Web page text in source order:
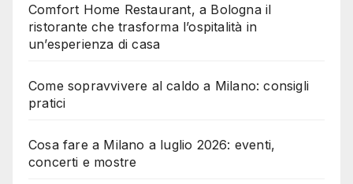
Comfort Home Restaurant, a Bologna il
ristorante che trasforma l’ospitalità in
un’esperienza di casa
Come sopravvivere al caldo a Milano: consigli
pratici
Cosa fare a Milano a luglio 2026: eventi,
concerti e mostre